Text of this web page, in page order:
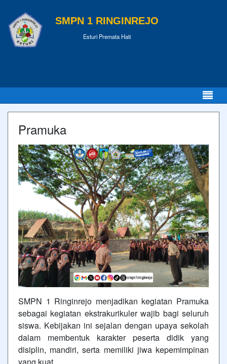
SMPN 1 RINGINREJO
Esturi Premata Hati
Pramuka
SMPN 1 Ringinrejo menjadikan kegiatan Pramuka
sebagai kegiatan ekstrakurikuler wajib bagi seluruh
siswa. Kebijakan ini sejalan dengan upaya sekolah
dalam membentuk karakter peserta didik yang
disiplin, mandiri, serta memiliki jiwa kepemimpinan